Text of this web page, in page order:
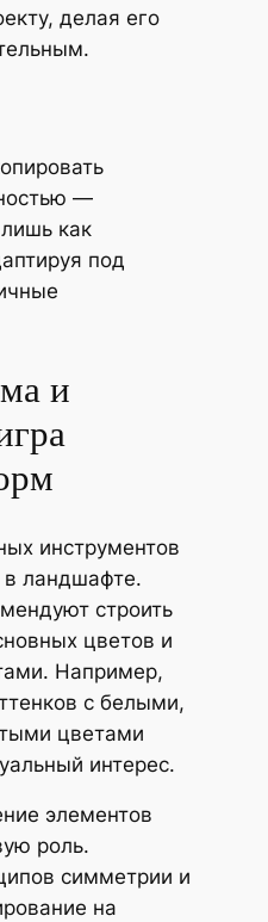
делая его
—
как
под
и
инструментов
ландшафте.
строить
цветов и
Например,
с белыми,
цветами
интерес.
элементов
роль.
симметрии и
на